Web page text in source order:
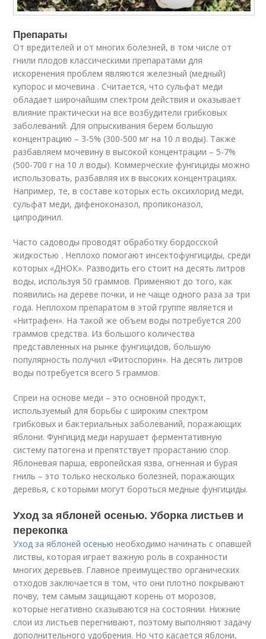
Препараты
От вредителей и от многих болезней, в том числе от
гнили плодов классическими препаратами для
искоренения проблем являются железный (медный)
купорос и мочевина . Считается, что сульфат меди
обладает широчайшим спектром действия и оказывает
влияние практически на все возбудители грибковых
заболеваний. Для опрыскивания берем большую
концентрацию – 3-5% (300-500 мг на 10 л воды). Также
разбавляем мочевину в высокой концентрации – 5-7%
(500-700 г на 10 л воды). Коммерческие фунгициды можно
использовать, разбавляя их в высоких концентрациях.
Например, те, в составе которых есть оксихлорид меди,
сульфат меди, дифеноконазол, пропиконазол,
ципродинил.
Часто садоводы проводят обработку бордосской
жидкостью . Неплохо помогают инсектофунгициды, среди
которых «ДНОК». Разводить его стоит на десять литров
воды, используя 50 граммов. Применяют до того, как
появились на дереве почки, и не чаще одного раза за три
года. Неплохом препаратом в этой группе является и
«Нитрафен». На такой же объем воды потребуется 200
граммов средства. Из большого количества
представленных на рынке фунгицидов, большую
популярность получил «Фитоспорин». На десять литров
воды потребуется всего 5 граммов.
Спреи на основе меди – это основной продукт,
используемый для борьбы с широким спектром
грибковых и бактериальных заболеваний, поражающих
яблони. Фунгицид меди нарушает ферментативную
систему патогена и препятствует прорастанию спор.
Яблоневая парша, европейская язва, огненная и бурая
гниль – это только несколько болезней, поражающих
деревья, с которыми могут бороться медные фунгициды.
Уход за яблоней осенью. Уборка листьев и
перекопка
Уход за яблоней осенью необходимо начинать с опавшей
листвы, которая играет важную роль в сохранности
многих деревьев. Главное преимущество органических
отходов заключается в том, что они плотно покрывают
почву, тем самым защищают корень от морозов,
которые негативно сказываются на состоянии. Нижние
слои из листьев перегнивают, поэтому выполняют задачу
дополнительного удобрения. Но что касается яблони,